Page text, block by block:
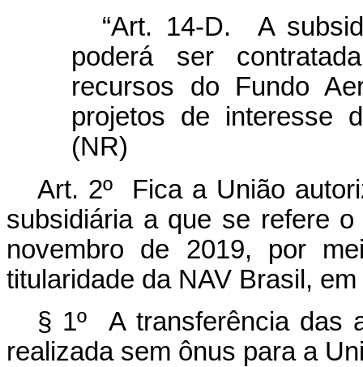
“Art. 14-D. A
poderá ser
recursos do Fundo
projetos de interesse
(NR)
Art. 2º Fica a União
subsidiária a que se refere
novembro de 2019, por
titularidade da NAV Brasil,
§ 1º A transferência
realizada sem ônus para a